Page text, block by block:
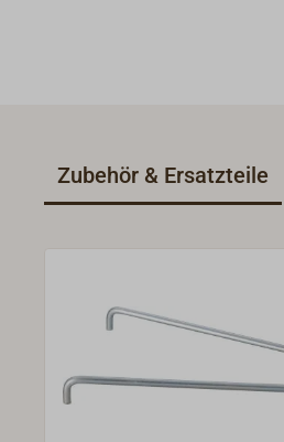
Zubehör & Ersatzteile